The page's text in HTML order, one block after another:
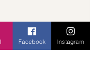
ATENDIMENTO
Facebook Instagram